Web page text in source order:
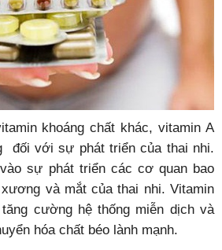
khoáng chất khác, vitamin A
đối với sự phát triển của thai nhi.
sự phát triển các cơ quan bao
và mắt của thai nhi. Vitamin
cường hệ thống miễn dịch và
hóa chất béo lành mạnh.